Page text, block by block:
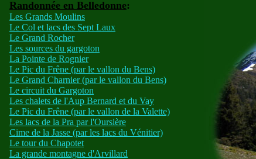
Randonnée en Belledonne:
Les Grands Moulins
Le Col et lacs des Sept Laux
Le Grand Rocher
Les sources du gargoton
La Pointe de Rognier
Le Pic du Frêne (par le vallon du Bens)
Le Grand Charnier (par le vallon du Bens)
Le circuit du Gargoton
Les chalets de l'Aup Bernard et du Vay
Le Pic du Frêne (par le vallon de la Valette)
Les lacs de la Pra par l'Oursière
Cime de la Jasse (par les lacs du Vénitier)
Le tour du Chapotet
La grande montagne d'Arvillard